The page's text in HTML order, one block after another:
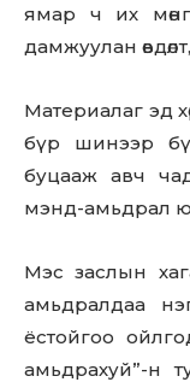
ямар ч их
дамжуулан
Материалаг эд
бүр шинээр
буцааж авч
мэнд-амьдрал
Мэс заслын
амьдралдаа
ёстойгоо
амьдрахуй”-н